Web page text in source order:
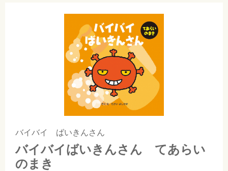
バイバイ ばいきんさん
バイバイばいきんさん てあらい
のまき